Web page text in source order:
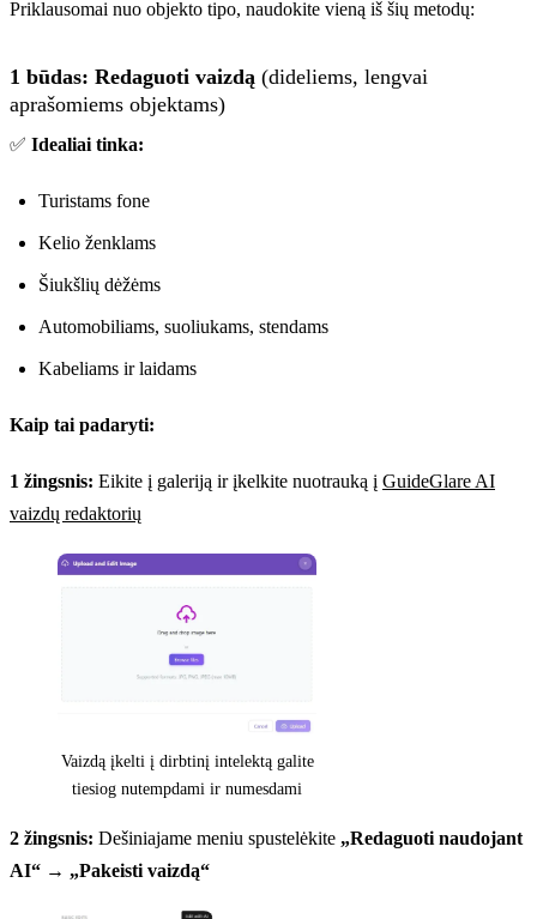
Priklausomai nuo objekto tipo, naudokite vieną iš šių metodų:
1 būdas: Redaguoti vaizdą (dideliems, lengvai
aprašomiems objektams)
✅ Idealiai tinka:
Turistams fone
Kelio ženklams
Šiukšlių dėžėms
Automobiliams, suoliukams, stendams
Kabeliams ir laidams
Kaip tai padaryti:
1 žingsnis: Eikite į galeriją ir įkelkite nuotrauką į GuideGlare AI
vaizdų redaktorių
Vaizdą įkelti į dirbtinį intelektą galite
tiesiog nutempdami ir numesdami
2 žingsnis: Dešiniajame meniu spustelėkite „Redaguoti naudojant
AI“ → „Pakeisti vaizdą“